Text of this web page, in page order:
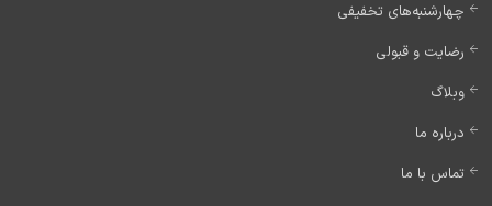
چهارشنبه‌های تخفیفی
رضایت و قبولی
وبلاگ
درباره ما
تماس با ما